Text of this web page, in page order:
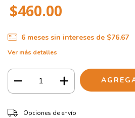
$460.00
6 meses sin intereses de $76.67
Ver más detalles
Entregas para el CP:
Opciones de envío